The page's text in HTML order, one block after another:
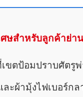
ษสำหรับลูกค้าย่า
ตป้อมปราบศัตรูพ่
ะผ้ามุ้งไฟเบอร์กล